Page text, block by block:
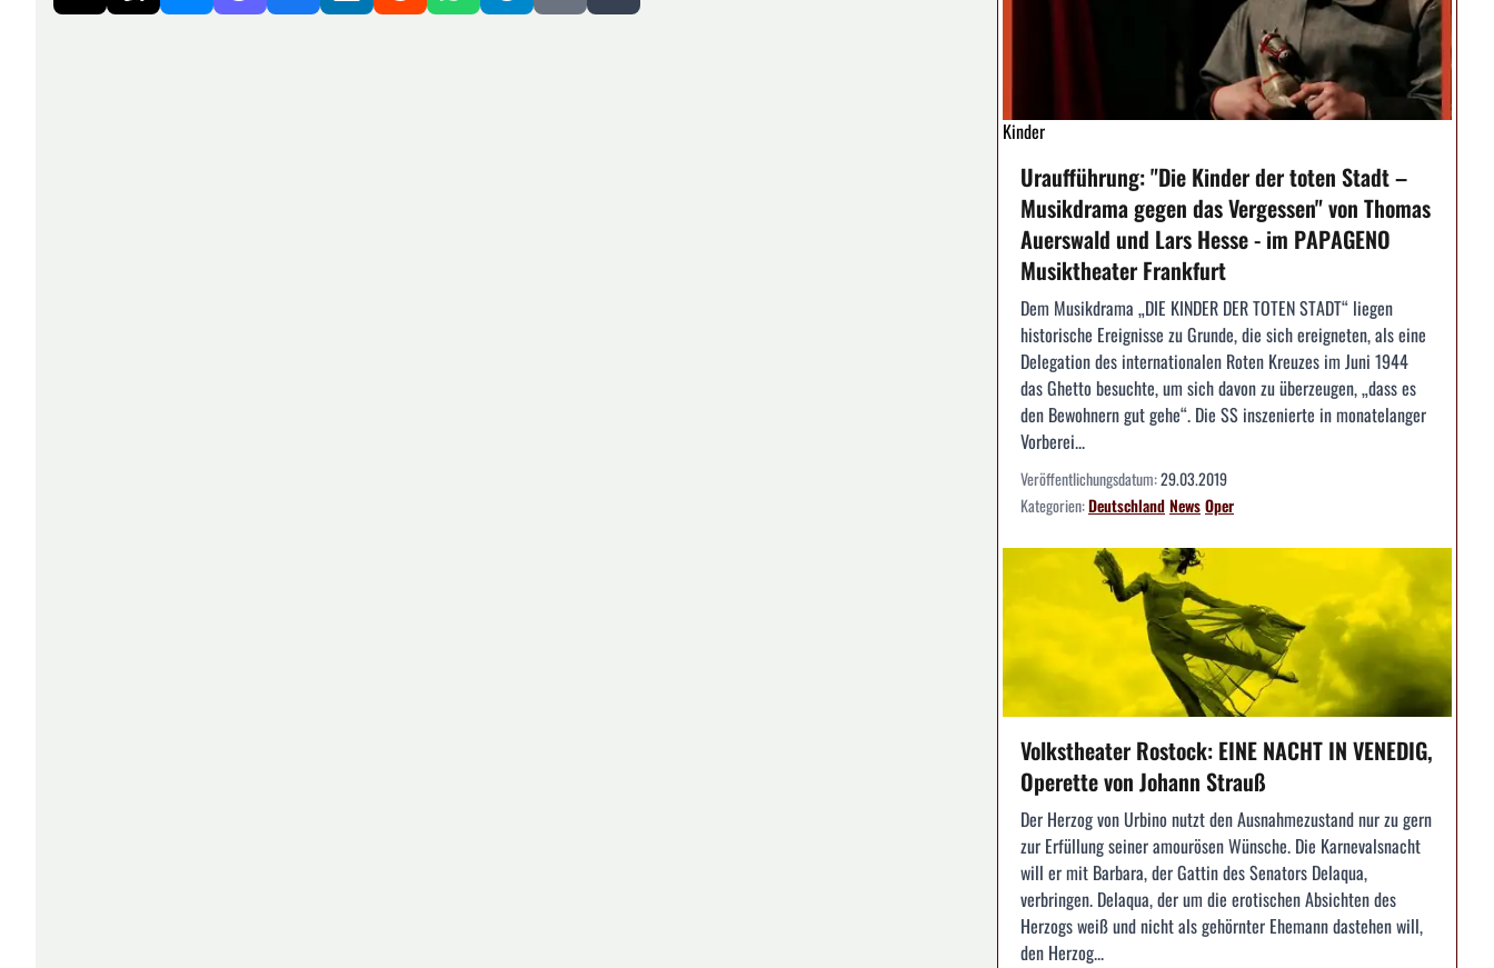
Kinder
Uraufführung: "Die Kinder der toten Stadt –
Musikdrama gegen das Vergessen" von Thomas
Auerswald und Lars Hesse - im PAPAGENO
Musiktheater Frankfurt
Dem Musikdrama „DIE KINDER DER TOTEN STADT“ liegen
historische Ereignisse zu Grunde, die sich ereigneten, als eine
Delegation des internationalen Roten Kreuzes im Juni 1944
das Ghetto besuchte, um sich davon zu überzeugen, „dass es
den Bewohnern gut gehe“. Die SS inszenierte in monatelanger
Vorberei...
Veröffentlichungsdatum:29.03.2019
Kategorien:DeutschlandNewsOper
Volkstheater Rostock: EINE NACHT IN VENEDIG,
Operette von Johann Strauß
Der Herzog von Urbino nutzt den Ausnahmezustand nur zu gern
zur Erfüllung seiner amourösen Wünsche. Die Karnevalsnacht
will er mit Barbara, der Gattin des Senators Delaqua,
verbringen. Delaqua, der um die erotischen Absichten des
Herzogs weiß und nicht als gehörnter Ehemann dastehen will,
den Herzog...